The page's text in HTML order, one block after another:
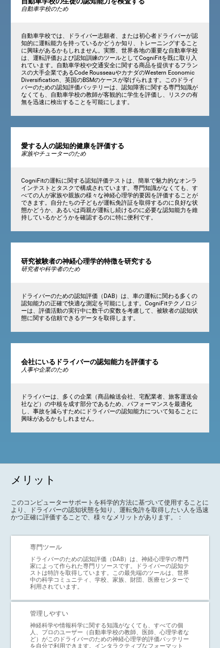
自動車学校のため
自動車学校では、ドライバー志願者、または初心者ドライバーが認
知的に運転能力を持っているかどうか知り、トレーニングすること
に興味があるかもしれません。実際、世界各地の重要な自動車学校
は、運転評価および認知訓練のツールとしてCogniFitを既に取り入
れています。自動車学校や交通安全に関する商品を提供するフラン
スの大手企業であるCode RousseauやカナダのWestern Economic
Diversification、英国のBSMのケースが挙げられます。このドライ
バーのための認知評価バッテリーは、認知障害に関する専門知識が
なくても、自動車学校の教師が客観的に学生を評価し、リスクの有
無を迅速に検出することを可能にします。
愛する人の認知的健康を評価する
家族やチューターのため
CogniFitの運転に関する認知評価テストは、簡単で魅力的なオンラ
インテストとタスクで構成されています。専門知識がなくても、す
べての人が家族や親族の様々な神経心理学的要因を評価することが
できます。自分たちの子どもが運転免許証を取得するのに良好な状
態かどうか、あるいは両親が運転し続けるのに必要な認知能力を維
持しているかどうかを確認するのに特に便利です。
研究被験者の神経心理学的特徴を研究する
研究者や科学者のため
ドライバーのための認知評価（DAB）は、車の運転に関わる多くの
認知能力の正確で快適な測定を可能にします。CogniFitテクノロジ
ーは、評価活動の実行中に数千の変数を考慮して、被験者の認知状
態に関する信頼できるデータを取得します。
会社にいるドライバーの認知能力を評価する
人事や企業のため
ドライバーは、多くの企業（商品輸送会社、宅配業者、旅客運送会
社など）の中核を成す部分であるため、パフォーマンスを最適化
し、事故を減らすためにドライバーの認知能力について知ることに
興味があるかもしれません。
メリット
このコンピューターサポートを科学的方法に基づいて使用することに
より、ドライバーの認知状態を知り、運転免許を取得したい人を迅速
かつ正確に評価することで、様々なメリットがあります。：
専門ツール
ドライバーのための認知評価（DAB）は、神経心理学の専門
家によって作られた専門リソースです。ドライバーの認知テ
ストは特許を取得しています。この最先端のツールは、世界
中の科学コミュニティ、学校、家族、財団、医療センターで
利用されています。
管理しやすい
神経科学や情報科学に関する知識がなくても、すべての個
人、プロのユーザー（自動車学校の教師、医師、心理学者な
ど）がこのドライバーのための神経心理学的評価バッテリー
を自分で利用できます。インタラクティブなフォーマット